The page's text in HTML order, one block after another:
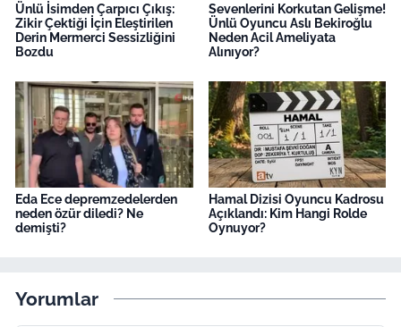
Ünlü İsimden Çarpıcı Çıkış:
Zikir Çektiği İçin Eleştirilen
Derin Mermerci Sessizliğini
Bozdu
Sevenlerini Korkutan Gelişme!
Ünlü Oyuncu Aslı Bekiroğlu
Neden Acil Ameliyata
Alınıyor?
Eda Ece depremzedelerden
neden özür diledi? Ne
demişti?
Hamal Dizisi Oyuncu Kadrosu
Açıklandı: Kim Hangi Rolde
Oynuyor?
Yorumlar